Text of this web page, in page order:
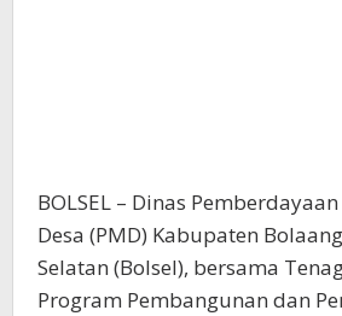
BOLSEL – Dinas
Desa (PMD) Kabupaten
Selatan (Bolsel), bersama
Program Pembangunan dan